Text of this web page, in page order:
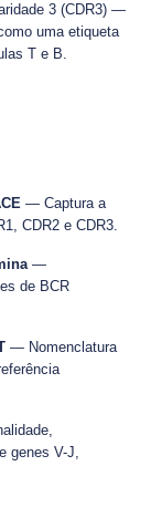
3 (CDR3) —
uma etiqueta
T e B.
— Captura a
CDR2 e CDR3.
—
de BCR
— Nomenclatura
genes V-J,